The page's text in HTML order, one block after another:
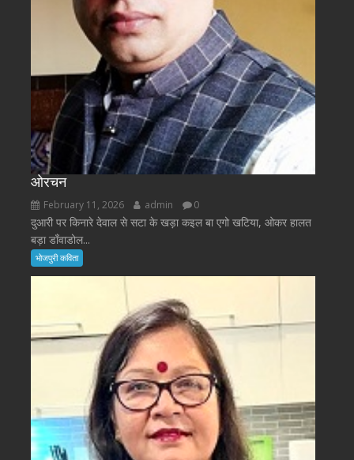
ओरचन
February 11, 2026 admin 0
दुआरी पर किनारे देवाल से सटा के खड़ा कइल बा एगो खटिया, ओकर हालत
बड़ा डाँवाडोल...
भोजपुरी कविता